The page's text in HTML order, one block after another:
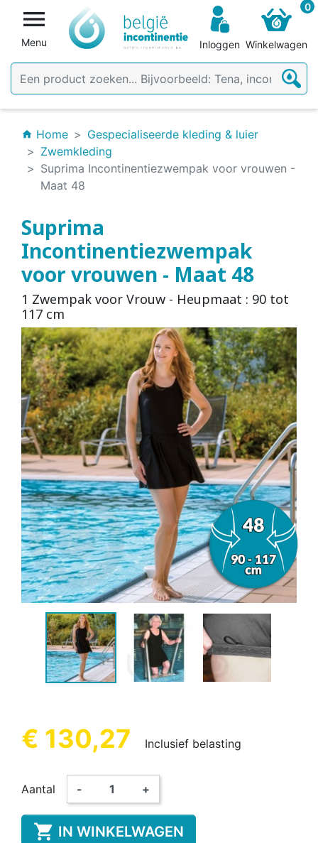

Menu Inloggen
0
Winkelwagen
home Home
Gespecialiseerde kleding & luier
Zwemkleding
Suprima Incontinentiezwempak voor vrouwen -
Maat 48
Suprima
Incontinentiezwempak
voor vrouwen - Maat 48
1 Zwempak voor Vrouw - Heupmaat : 90 tot
117 cm
€ 130,27 Inclusief belasting
Aantal - +
 IN WINKELWAGEN